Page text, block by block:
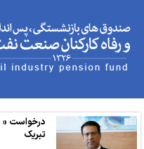
درخواست «
تبریک